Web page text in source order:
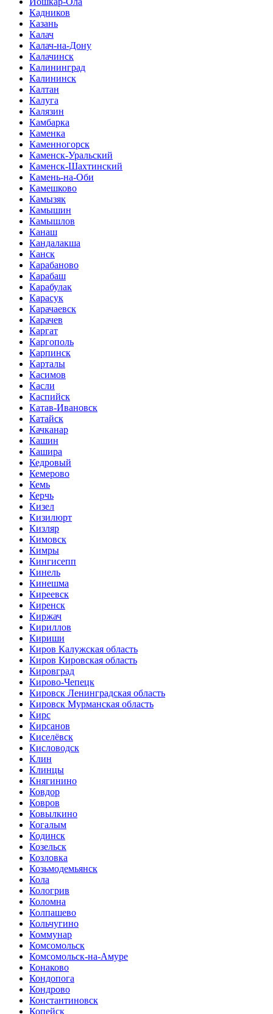
Кадников
Казань
Калач
Калач-на-Дону
Калачинск
Калининград
Калининск
Калтан
Калуга
Калязин
Камбарка
Каменка
Каменногорск
Каменск-Уральский
Каменск-Шахтинский
Камень-на-Оби
Камешково
Камызяк
Камышин
Камышлов
Канаш
Кандалакша
Канск
Карабаново
Карабаш
Карабулак
Карасук
Карачаевск
Карачев
Каргат
Каргополь
Карпинск
Карталы
Касимов
Касли
Каспийск
Катав-Ивановск
Катайск
Качканар
Кашин
Кашира
Кедровый
Кемерово
Кемь
Керчь
Кизел
Кизилюрт
Кизляр
Кимовск
Кимры
Кингисепп
Кинель
Кинешма
Киреевск
Киренск
Киржач
Кириллов
Кириши
Киров Калужская область
Киров Кировская область
Кировград
Кирово-Чепецк
Кировск Ленинградская область
Кировск Мурманская область
Кирс
Кирсанов
Киселёвск
Кисловодск
Клин
Клинцы
Княгинино
Ковдор
Ковров
Ковылкино
Когалым
Кодинск
Козельск
Козловка
Козьмодемьянск
Кола
Кологрив
Коломна
Колпашево
Кольчугино
Коммунар
Комсомольск
Комсомольск-на-Амуре
Конаково
Кондопога
Кондрово
Константиновск
Копейск